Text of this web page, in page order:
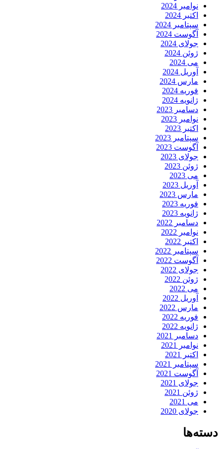
نوامبر 2024
اکتبر 2024
سپتامبر 2024
آگوست 2024
جولای 2024
ژوئن 2024
می 2024
آوریل 2024
مارس 2024
فوریه 2024
ژانویه 2024
دسامبر 2023
نوامبر 2023
اکتبر 2023
سپتامبر 2023
آگوست 2023
جولای 2023
ژوئن 2023
می 2023
آوریل 2023
مارس 2023
فوریه 2023
ژانویه 2023
دسامبر 2022
نوامبر 2022
اکتبر 2022
سپتامبر 2022
آگوست 2022
جولای 2022
ژوئن 2022
می 2022
آوریل 2022
مارس 2022
فوریه 2022
ژانویه 2022
دسامبر 2021
نوامبر 2021
اکتبر 2021
سپتامبر 2021
آگوست 2021
جولای 2021
ژوئن 2021
می 2021
جولای 2020
دسته‌ها